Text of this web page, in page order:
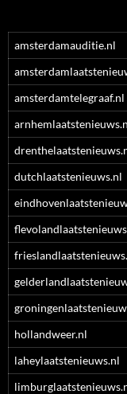
amsterdamauditie.nl
amsterdamtelegraaf.nl
dutchlaatstenieuws.nl
hollandweer.nl
laheylaatstenieuws.nl